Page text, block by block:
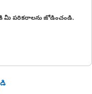
మీ పరికరాలను జోడించండి.